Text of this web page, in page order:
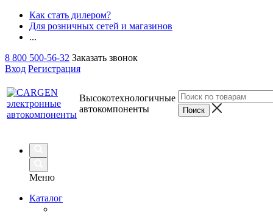
Как стать дилером?
Для розничных сетей и магазинов
...
8 800 500-56-32 Заказать звонок
Вход Регистрация
Высокотехнологичные
автокомпоненты
Меню
Каталог